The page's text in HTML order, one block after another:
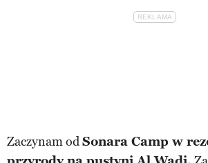
Zaczynam odSonara Camp w